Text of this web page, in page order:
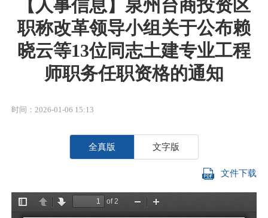
【人事信息】泉州台商投资区
职称改革领导小组关于公布赖
晓云等13位同志土建专业工程
师职务任职资格的通知
时间：2026-01-06 15:13
全真版 文字版
文件下载